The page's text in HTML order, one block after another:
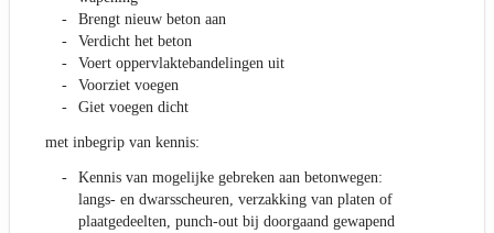
Brengt nieuw beton aan
Verdicht het beton
Voert oppervlaktebandelingen uit
Voorziet voegen
Giet voegen dicht
met inbegrip van kennis:
Kennis van mogelijke gebreken aan betonwegen:
langs- en dwarsscheuren, verzakking van platen of
plaatgedeelten, punch-out bij doorgaand gewapend